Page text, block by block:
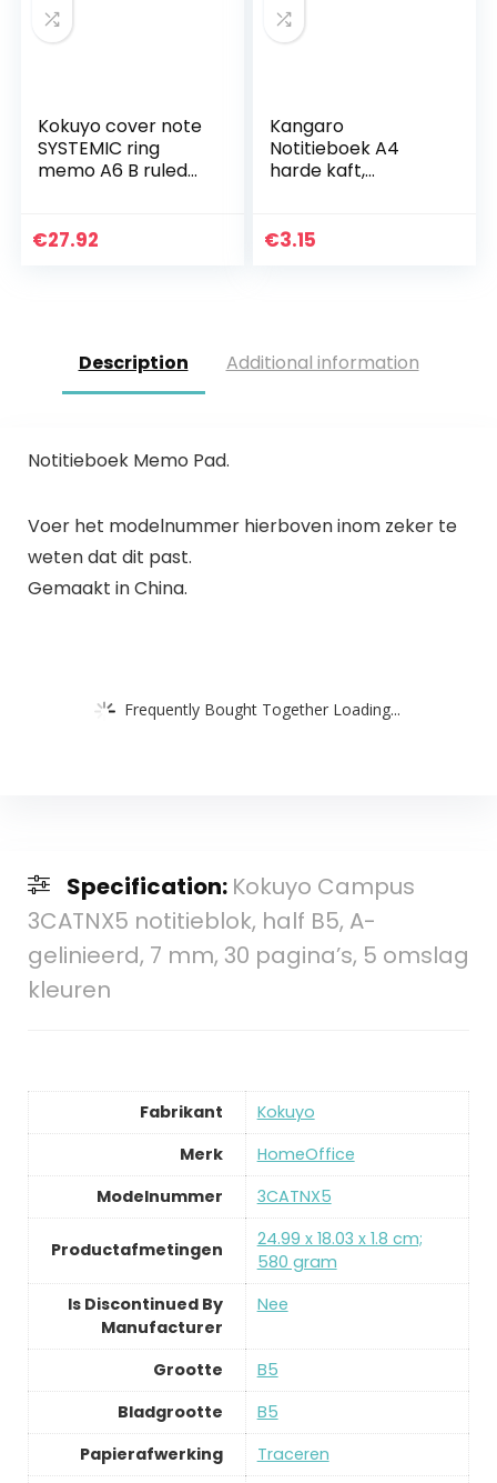
Kokuyo cover note
SYSTEMIC ring
memo A6 B ruled
€27.92
Kangaro
Notitieboek A4
harde kaft,
pagina’s gelinieerd
€3.15
Description Additional information
Notitieboek Memo Pad.
Voer het modelnummer hierboven inom zeker te
weten dat dit past.
Gemaakt in China.
Frequently Bought Together Loading...
Specification: Kokuyo Campus
3CATNX5 notitieblok, half B5, A-
gelinieerd, 7 mm, 30 pagina’s, 5 omslag
kleuren
Fabrikant
‎Kokuyo
Merk
‎HomeOffice
Modelnummer
‎3CATNX5
Productafmetingen
‎24.99 x 18.03 x 1.8 cm;
580 gram
Is Discontinued By
Manufacturer
‎Nee
Grootte
‎B5
Bladgrootte
‎B5
Papierafwerking
‎Traceren